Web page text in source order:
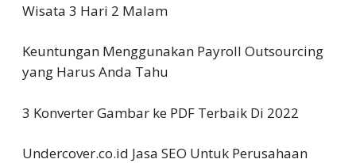
Wisata 3 Hari 2 Malam
Keuntungan Menggunakan Payroll Outsourcing
yang Harus Anda Tahu
3 Konverter Gambar ke PDF Terbaik Di 2022
Undercover.co.id Jasa SEO Untuk Perusahaan